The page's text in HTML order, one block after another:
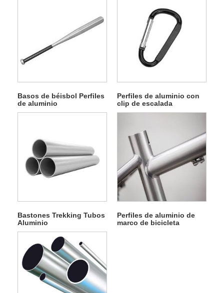
Basos de béisbol Perfiles
de aluminio
Perfiles de aluminio con
clip de escalada
Bastones Trekking Tubos
Aluminio
Perfiles de aluminio de
marco de bicicleta